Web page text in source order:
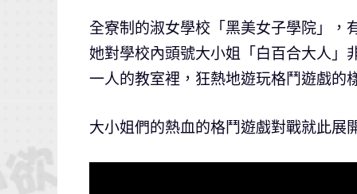
全寮制的淑女學校「黑美女子學院」，
她對學校內頭號大小姐「白百合大人」
一人的教室裡，狂熱地遊玩格鬥遊戲的
大小姐們的熱血的格鬥遊戲對戰就此展